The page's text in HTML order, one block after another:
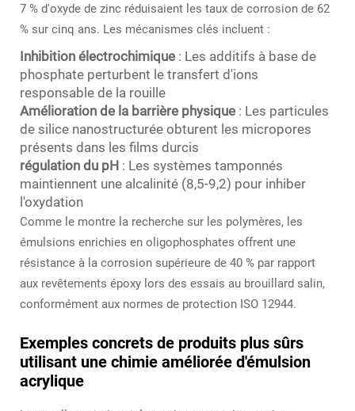
7 % d'oxyde de zinc réduisaient les taux de corrosion de 62
% sur cinq ans. Les mécanismes clés incluent :
Inhibition électrochimique : Les additifs à base de
phosphate perturbent le transfert d'ions
responsable de la rouille
Amélioration de la barrière physique : Les particules
de silice nanostructurée obturent les micropores
présents dans les films durcis
régulation du pH : Les systèmes tamponnés
maintiennent une alcalinité (8,5-9,2) pour inhiber
l'oxydation
Comme le montre la recherche sur les polymères, les
émulsions enrichies en oligophosphates offrent une
résistance à la corrosion supérieure de 40 % par rapport
aux revêtements époxy lors des essais au brouillard salin,
conformément aux normes de protection ISO 12944.
Exemples concrets de produits plus sûrs
utilisant une chimie améliorée d'émulsion
acrylique